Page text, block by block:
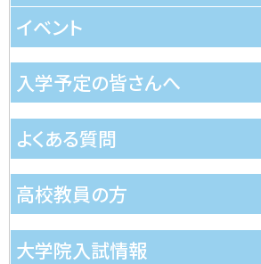
イベント
入学予定の皆さんへ
よくある質問
高校教員の方
大学院入試情報